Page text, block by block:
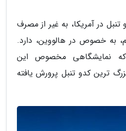
در آمریکا، به غیر از مصرف
به خصوص در هالووین، دارد.
نمایشگاهی مخصوص این
ترین کدو تنبل پرورش یافته